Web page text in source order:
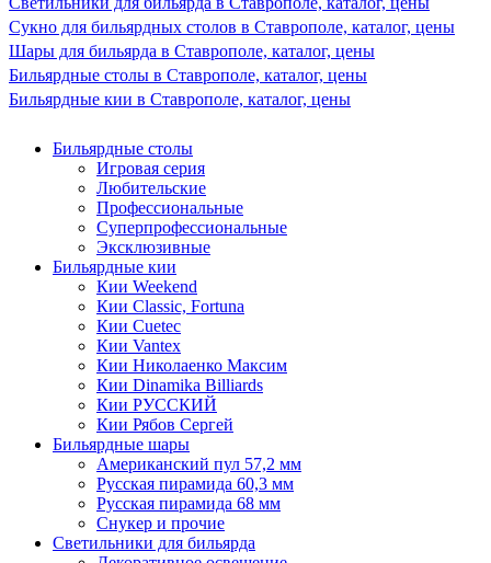
Сукно для бильярдных столов в Ставрополе, каталог, цены
Шары для бильярда в Ставрополе, каталог, цены
Бильярдные столы в Ставрополе, каталог, цены
Бильярдные кии в Ставрополе, каталог, цены
Бильярдные столы
Игровая серия
Любительские
Профессиональные
Суперпрофессиональные
Эксклюзивные
Бильярдные кии
Кии Weekend
Кии Classic, Fortuna
Кии Cuetec
Кии Vantex
Кии Николаенко Максим
Кии Dinamika Billiards
Кии РУССКИЙ
Кии Рябов Сергей
Бильярдные шары
Американский пул 57,2 мм
Русская пирамида 60,3 мм
Русская пирамида 68 мм
Снукер и прочие
Светильники для бильярда